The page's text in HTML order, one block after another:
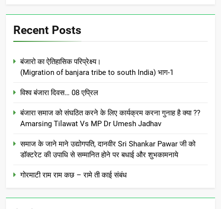
Recent Posts
बंजारो का ऐतिहासिक परिप्रेक्ष्य।
(Migration of banjara tribe to south India) भाग-1
विश्व बंजारा दिवस… 08 एप्रिल
बंजारा समाज को संघठित करने के लिए कार्यक्रम करना गुनाह है क्या ??
Amarsing Tilawat Vs MP Dr Umesh Jadhav
समाज के जाने माने उद्योगपति, दानवीर Sri Shankar Pawar जी को
डॉक्टरेट की उपाधि से सम्मानित होने पर बधाई और शुभकामनाये
गोरमाटी राम राम कछ – रामे ती काई संबंध